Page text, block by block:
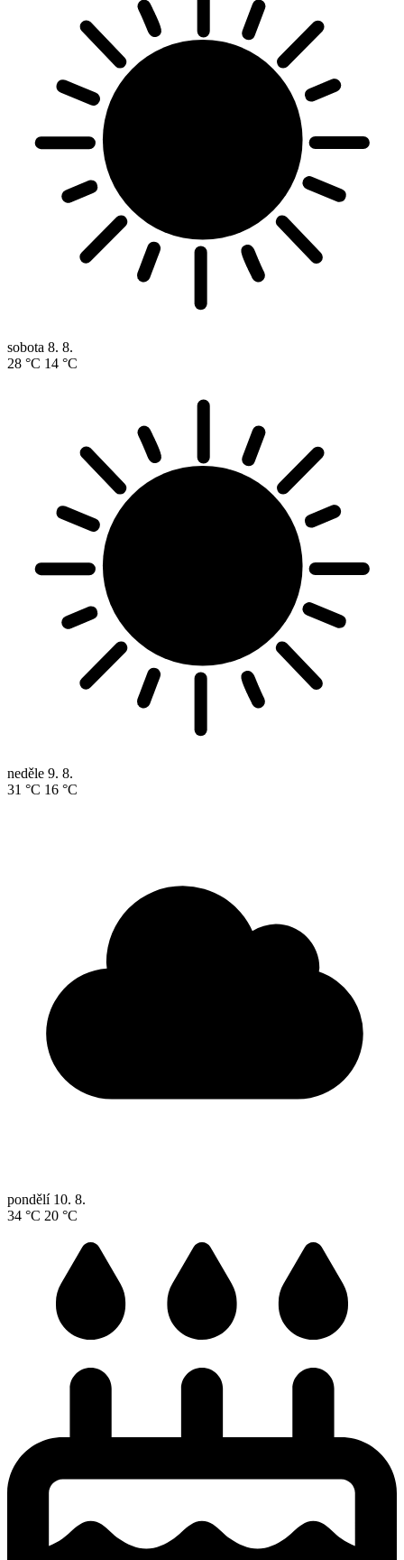
sobota 8. 8.
28 °C 14 °C
neděle 9. 8.
31 °C 16 °C
pondělí 10. 8.
34 °C 20 °C